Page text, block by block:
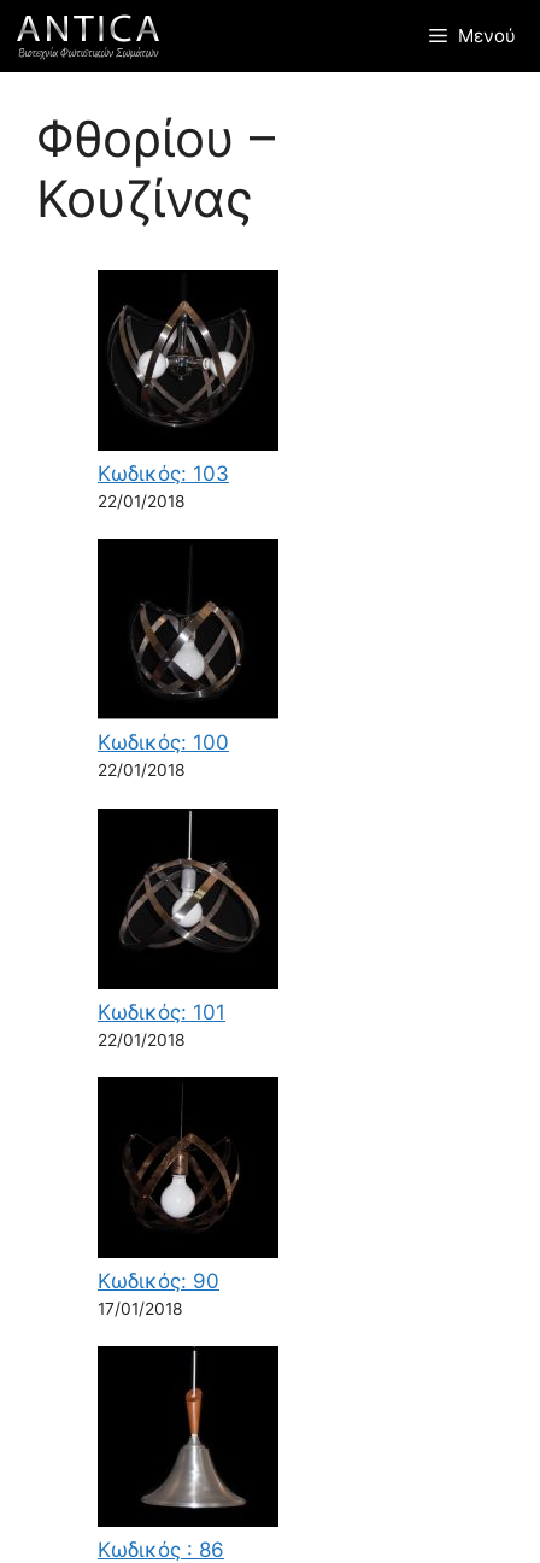
Μετάβαση
σε
περιεχόμενο
Μενού
Φθορίου –
Κουζίνας
Κωδικός: 103
22/01/2018
Κωδικός: 100
22/01/2018
Κωδικός: 101
22/01/2018
Κωδικός: 90
17/01/2018
Κωδικός : 86